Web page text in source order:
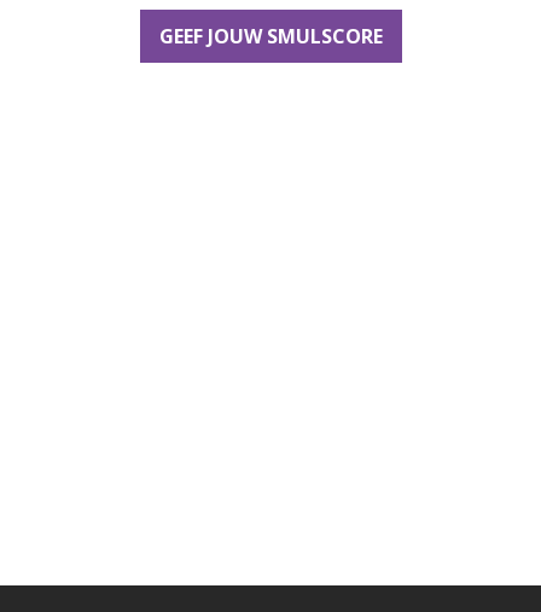
GEEF JOUW SMULSCORE